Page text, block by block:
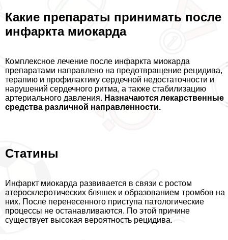
Какие препараты принимать после
инфаркта миокарда
Комплексное лечение после инфаркта миокарда
препаратами направлено на предотвращение рецидива,
терапию и профилактику сердечной недостаточности и
нарушений сердечного ритма, а также стабилизацию
артериального давления. Назначаются лекарственные
средства различной направленности.
Статины
Инфаркт миокарда развивается в связи с ростом
атеросклеротических бляшек и образованием тромбов на
них. После перенесенного приступа патологические
процессы не останавливаются. По этой причине
существует высокая вероятность рецидива.